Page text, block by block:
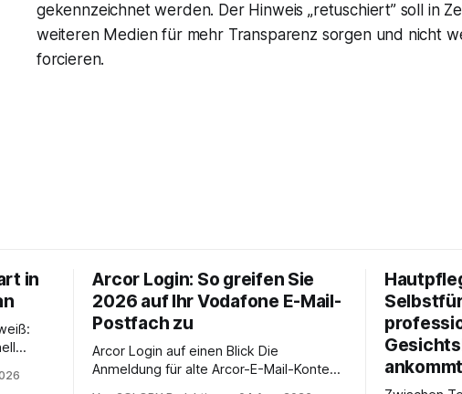
gekennzeichnet werden. Der Hinweis „retuschiert” soll in
weiteren Medien für mehr Transparenz sorgen und nicht
forcieren.
in
Arcor Login: So greifen Sie
2026 auf Ihr Vodafone E-Mail-
Postfach zu
Arcor Login auf einen Blick Die
Anmeldung für alte Arcor-E-Mail-Konten
ankommt